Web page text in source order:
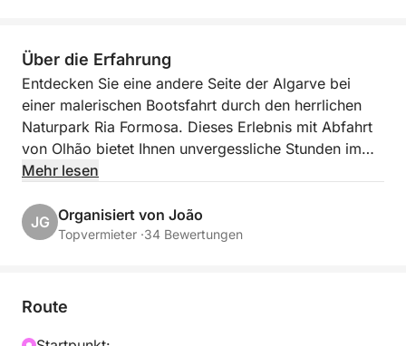
Über die Erfahrung
Entdecken Sie eine andere Seite der Algarve bei
einer malerischen Bootsfahrt durch den herrlichen
Naturpark Ria Formosa. Dieses Erlebnis mit Abfahrt
von Olhão bietet Ihnen unvergessliche Stunden im
Herzen ruhiger Gewässer, wilder Inseln und des
Anstatt einer festen Reiseroute zu folgen, ist jeder
und genau das macht ihn so besonders. Wir mögen
Mehr lesen
JG Organisiert von João
Topvermieter ·34 Bewertungen
Route